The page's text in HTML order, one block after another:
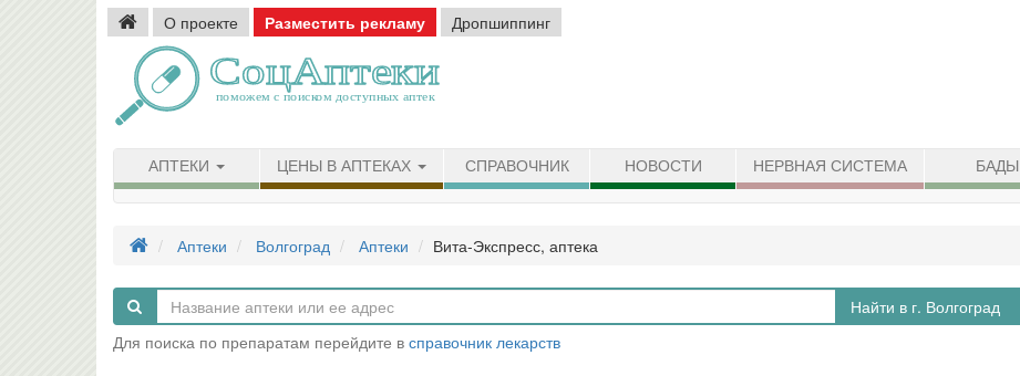
О проекте Разместить рекламу Дропшиппинг
АПТЕКИ ЦЕНЫ В АПТЕКАХ СПРАВОЧНИК НОВОСТИ НЕРВНАЯ СИСТЕМА БАДЫ
Аптеки Волгоград Аптеки Вита-Экспресс, аптека
Найти в г. Волгоград
Для поиска по препаратам перейдите в справочник лекарств